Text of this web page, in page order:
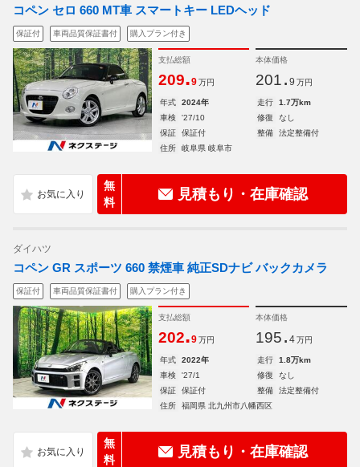
コペン セロ 660 MT車 スマートキー LEDヘッド
保証付 車両品質保証書付 購入プラン付き
支払総額
209.9 万円
本体価格
201. 9 万円
年式 2024年 走行
1.7万km
車検
'27/10 修復
なし
保証
保証付 整備
法定整備付
住所
岐阜県 岐阜市
無
料
見積もり・在庫確認
ダイハツ
コペン GR スポーツ 660 禁煙車 純正SDナビ バックカメラ
保証付 車両品質保証書付 購入プラン付き
支払総額
202.9 万円
本体価格
195. 4 万円
年式 2022年 走行
1.8万km
車検
'27/1 修復
なし
保証
保証付 整備
法定整備付
住所
福岡県 北九州市八幡西区
無
料
見積もり・在庫確認